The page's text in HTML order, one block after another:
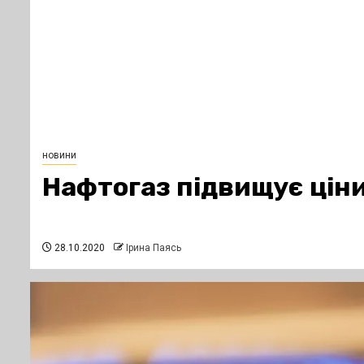
новини
Нафтогаз підвищує
28.10.2020 Ірина Паясь